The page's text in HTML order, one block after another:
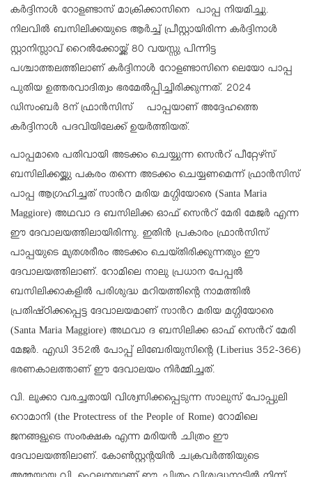
കര്‍ദ്ദിനാള്‍ റോളണ്ടാസ് മാക്രിക്കാസിനെ പാപ്പ നിയമിച്ചു.
നിലവില്‍ ബസിലിക്കയുടെ ആര്‍ച്ച് പ്രീസ്റ്റായിരിന്ന കർദ്ദിനാൾ
സ്റ്റാനിസ്ലാവ് റൈൽക്കോയ്ക്ക് 80 വയസ്സു പിന്നിട്ട
പശ്ചാത്തലത്തിലാണ് കര്‍ദ്ദിനാള്‍ റോളണ്ടാസിനെ ലെയോ പാപ്പ
പുതിയ ഉത്തരവാദിത്വം ഭരമേല്‍പ്പിച്ചിരിക്കുന്നത്. 2024
ഡിസംബർ 8ന് ഫ്രാൻസിസ് പാപ്പയാണ് അദ്ദേഹത്തെ
കര്‍ദ്ദിനാള്‍ പദവിയിലേക്ക് ഉയര്‍ത്തിയത്.
പാപ്പമാരെ പതിവായി അടക്കം ചെയ്യുന്ന സെന്‍റ് പീറ്റേഴ്സ്
ബസിലിക്കയ്ക്കു പകരം തന്നെ അടക്കം ചെയ്യണമെന്ന് ഫ്രാന്‍സിസ്
പാപ്പ ആഗ്രഹിച്ചത് സാന്‍റ മരിയ മഗ്ഗിയോരെ (Santa Maria
Maggiore) അഥവാ ദ ബസിലിക്ക ഓഫ് സെന്‍റ് മേരി മേജര്‍ എന്ന
ഈ ദേവാലയത്തിലായിരിന്നു. ഇതിന്‍ പ്രകാരം ഫ്രാന്‍സിസ്
പാപ്പയുടെ മൃതശരീരം അടക്കം ചെയ്തിരിക്കുന്നതും ഈ
ദേവാലയത്തിലാണ്. റോമിലെ നാലു പ്രധാന പേപ്പൽ
ബസിലിക്കാകളിൽ പരിശുദ്ധ മറിയത്തിന്റെ നാമത്തിൽ
പ്രതിഷ്ഠിക്കപ്പെട്ട ദേവാലയമാണ് സാന്‍റ മരിയ മഗ്ഗിയോരെ
(Santa Maria Maggiore) അഥവാ ദ ബസിലിക്ക ഓഫ് സെന്‍റ് മേരി
മേജര്‍. എ‌ഡി 352ൽ പോപ്പ് ലിബേരിയുസിന്റെ (Liberius 352-366)
ഭരണകാലത്താണ് ഈ ദേവാലയം നിർമ്മിച്ചത്.
വി. ലൂക്കാ വരച്ചതായി വിശ്വസിക്കപ്പെടുന്ന സാലുസ് പോപ്പുലി
റൊമാനി (the Protectress of the People of Rome) റോമിലെ
ജനങ്ങളുടെ സംരക്ഷക എന്ന മരിയൻ ചിത്രം ഈ
ദേവാലയത്തിലാണ്. കോൺസ്റ്റന്റയിൻ ചക്രവർത്തിയുടെ